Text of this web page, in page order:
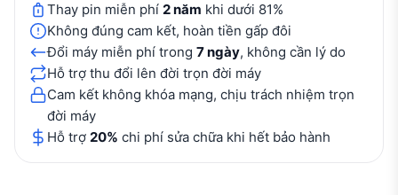
Thay pin miễn phí 2 năm khi dưới 81%
Không đúng cam kết, hoàn tiền gấp đôi
Đổi máy miễn phí trong 7 ngày, không cần lý do
Hỗ trợ thu đổi lên đời trọn đời máy
Cam kết không khóa mạng, chịu trách nhiệm trọn
đời máy
Hỗ trợ 20% chi phí sửa chữa khi hết bảo hành